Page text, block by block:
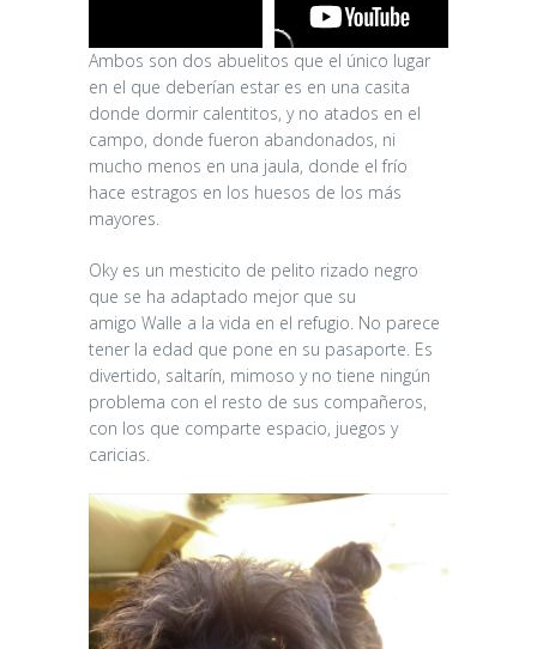
Ambos son dos abuelitos que el único lugar
en el que deberían estar es en una casita
donde dormir calentitos, y no atados en el
campo, donde fueron abandonados, ni
mucho menos en una jaula, donde el frío
hace estragos en los huesos de los más
mayores.
Oky es un mesticito de pelito rizado negro
que se ha adaptado mejor que su
amigo Walle a la vida en el refugio. No parece
tener la edad que pone en su pasaporte. Es
divertido, saltarín, mimoso y no tiene ningún
problema con el resto de sus compañeros,
con los que comparte espacio, juegos y
caricias.